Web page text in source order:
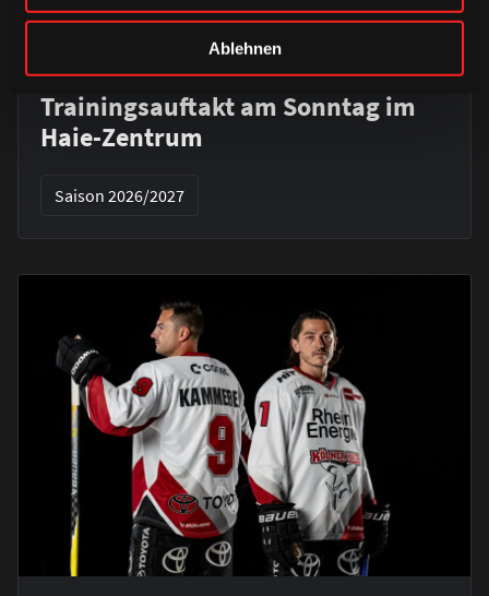
Ablehnen
DONNERSTAG, 06. AUGUST 2026
Alle Infos zum öffentlichen
Trainingsauftakt am Sonntag im
Haie-Zentrum
Saison 2026/2027